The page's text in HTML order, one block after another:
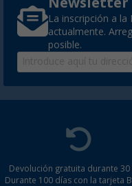
La inscripción a
actualmente.
posible.
Devolución gratuita durante 30
Durante 100 días con la tarjeta